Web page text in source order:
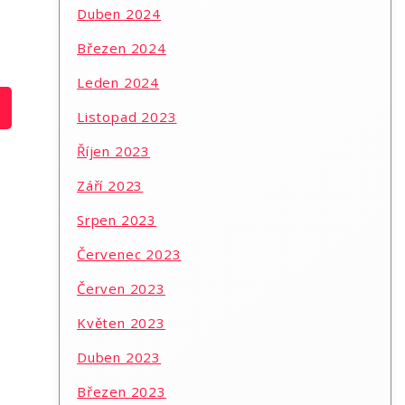
Duben 2024
Březen 2024
Leden 2024
Listopad 2023
Říjen 2023
Září 2023
Srpen 2023
Červenec 2023
Červen 2023
Květen 2023
Duben 2023
Březen 2023